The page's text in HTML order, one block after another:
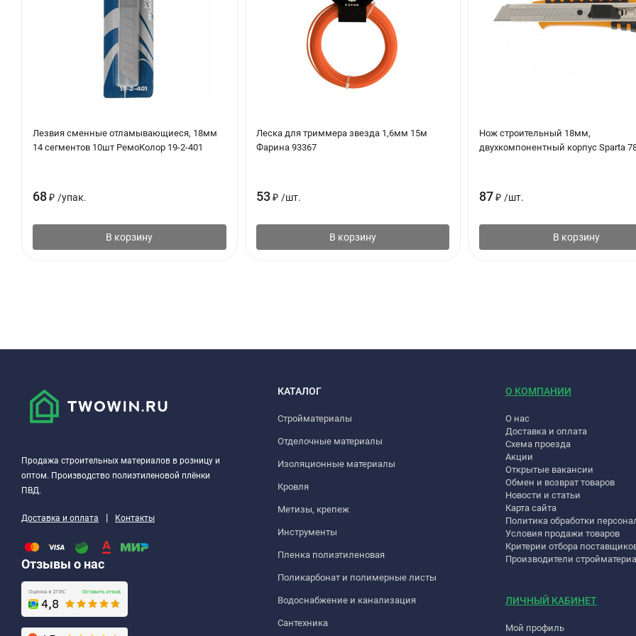
Лезвия сменные отламывающиеся, 18мм
14 сегментов 10шт РемоКолор 19-2-401
68₽ /упак.
В корзину
Леска для триммера звезда 1,6мм 15м
Фарина 93367
53 ₽ /шт.
В корзину
Нож строительный 18мм,
двухкомпонентный корпус Sparta
87 ₽ /шт.
В корзину
Продажа строительных материалов в розницу и
оптом. Производство полиэтиленовой плёнки
ПВД.
Доставка и оплата | Контакты
Отзывы о нас
КАТАЛОГ
Стройматериалы
Отделочные материалы
Изоляционные материалы
Кровля
Метизы, крепеж
Инструменты
Пленка полиэтиленовая
Поликарбонат и полимерные листы
Водоснабжение и канализация
Сантехника
О КОМПАНИИ
О нас
Доставка и оплата
Схема проезда
Акции
Открытые вакансии
Обмен и возврат товаров
Новости и статьи
Карта сайта
Политика обработки
Условия продажи товаров
Критерии отбора
Производители
ЛИЧНЫЙ КАБИНЕТ
Мой профиль